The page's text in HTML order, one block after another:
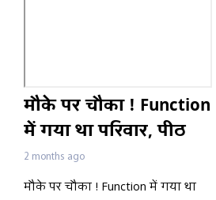
मौके पर चौका ! Function
में गया था परिवार, पीठ
पीछे नौकर ने कर दिया
कांड, देखें Video Live
2 months ago
मौके पर चौका ! Function में गया था